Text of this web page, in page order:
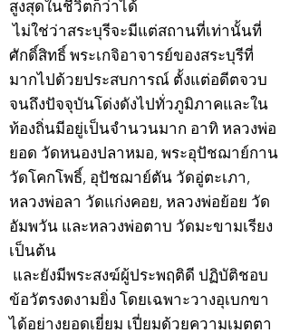
สูงสุดในชีวิตก็ว่าได้
ไม่ใช่ว่าสระบุรีจะมีแต่สถานที่เท่านั้นที่
ศักดิ์สิทธิ์ พระเกจิอาจารย์ของสระบุรีที่
มากไปด้วยประสบการณ์ ตั้งแต่อดีตจวบ
จนถึงปัจจุบันโด่งดังไปทั่วภูมิภาคและใน
ท้องถิ่นมีอยู่เป็นจำนวนมาก อาทิ หลวงพ่อ
ยอด วัดหนองปลาหมอ, พระอุปัชฌาย์กาน
วัดโคกโพธิ์, อุปัชฌาย์ตัน วัดอู่ตะเภา,
หลวงพ่อลา วัดแก่งคอย, หลวงพ่อย้อย วัด
อัมพวัน และหลวงพ่อตาบ วัดมะขามเรียง
เป็นต้น
และยังมีพระสงฆ์ผู้ประพฤติดี ปฏิบัติชอบ
ข้อวัตรงดงามยิ่ง โดยเฉพาะวางอุเบกขา
ได้อย่างยอดเยี่ยม เปี่ยมด้วยความเมตตา